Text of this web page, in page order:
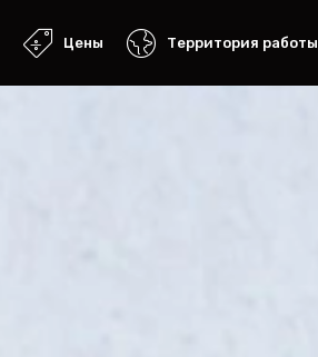
Цены Территория работы